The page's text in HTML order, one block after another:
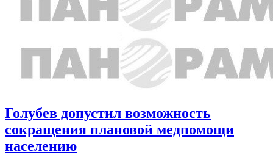
Голубев допустил возможность
сокращения плановой медпомощи
населению